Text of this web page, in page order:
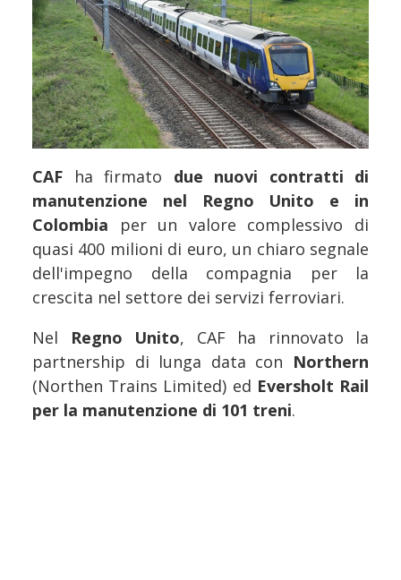
CAF ha firmato due nuovi contratti di
manutenzione nel Regno Unito e in
Colombia per un valore complessivo di
quasi 400 milioni di euro, un chiaro segnale
dell'impegno della compagnia per la
crescita nel settore dei servizi ferroviari.
Nel
Regno Unito, CAF ha rinnovato la
partnership di lunga data con Northern
(Northen Trains Limited) ed Eversholt Rail
per la manutenzione di 101 treni.